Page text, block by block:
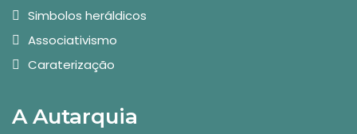
Simbolos heráldicos
Associativismo
Caraterização
A Autarquia